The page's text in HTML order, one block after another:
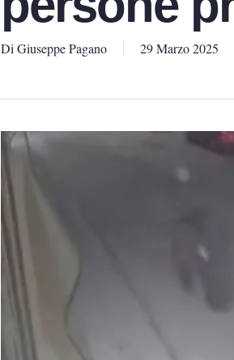
Di Giuseppe Pagano 29 Marzo 2025